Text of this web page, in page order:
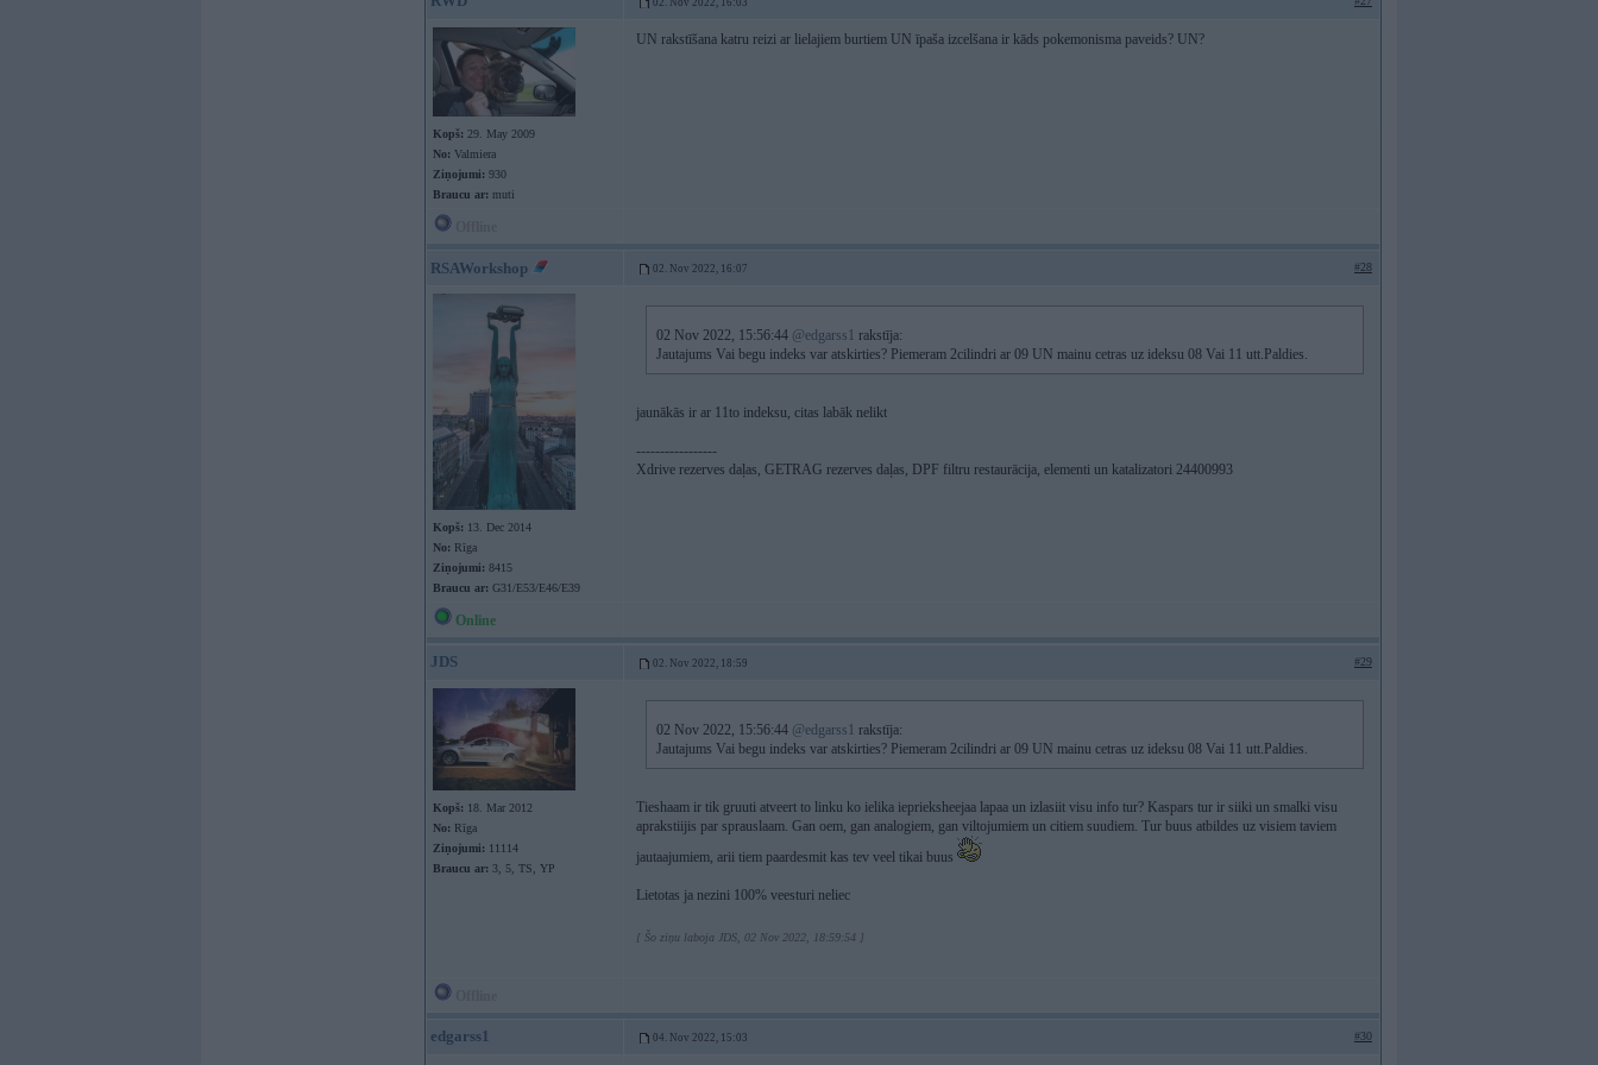
02. Nov 2022, 16:03
Kopš: 29. May 2009
No: Valmiera
Ziņojumi: 930
Braucu ar: muti
UN rakstīšana katru reizi ar lielajiem burtiem UN īpaša izcelšana ir kāds pokemonisma paveids? UN?
RSAWorkshop 02. Nov 2022, 16:07 #28
Kopš: 13. Dec 2014
No: Rīga
Ziņojumi: 8415
Braucu ar: G31/E53/E46/E39
02 Nov 2022, 15:56:44 @edgarss1 rakstīja:
Jautajums Vai begu indeks var atskirties? Piemeram 2cilindri ar 09 UN mainu cetras uz ideksu 08 Vai 11 utt.Paldies.
jaunākās ir ar 11to indeksu, citas labāk nelikt
-----------------
Xdrive rezerves daļas, GETRAG rezerves daļas, DPF filtru restaurācija, elementi un katalizatori 24400993
Online
JDS 02. Nov 2022, 18:59 #29
Kopš: 18. Mar 2012
No: Rīga
Ziņojumi: 11114
Braucu ar: 3, 5, TS, YP
02 Nov 2022, 15:56:44 @edgarss1 rakstīja:
Jautajums Vai begu indeks var atskirties? Piemeram 2cilindri ar 09 UN mainu cetras uz ideksu 08 Vai 11 utt.Paldies.
Tieshaam ir tik gruuti atveert to linku ko ielika ieprieksheejaa lapaa un izlasiit visu info tur? Kaspars tur ir siiki un smalki visu
aprakstiijis par sprauslaam. Gan oem, gan analogiem, gan viltojumiem un citiem suudiem. Tur buus atbildes uz visiem taviem
jautaajumiem, arii tiem paardesmit kas tev veel tikai buus
Lietotas ja nezini 100% veesturi neliec
[ Šo ziņu laboja JDS, 02 Nov 2022, 18:59:54 ]
edgarss1 04. Nov 2022, 15:03 #30